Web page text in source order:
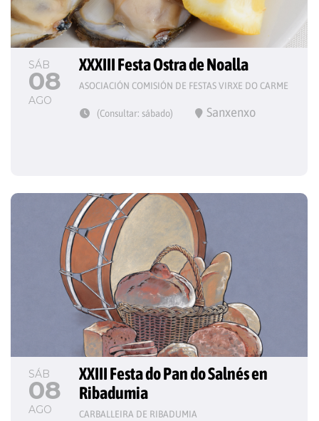
SÁB
08
AGO
XXXIII Festa Ostra de Noalla
ASOCIACIÓN COMISIÓN DE FESTAS VIRXE DO CARME
(Consultar: sábado) Sanxenxo
SÁB
08
AGO
XXIII Festa do Pan do Salnés en
Ribadumia
CARBALLEIRA DE RIBADUMIA